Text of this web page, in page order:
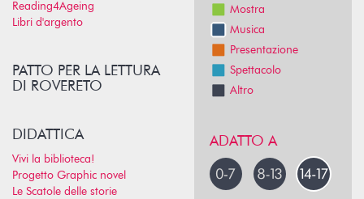
Reading4Ageing
Libri d'argento
PATTO PER LA LETTURA
DI ROVERETO
DIDATTICA
Vivi la biblioteca!
Progetto Graphic novel
Le Scatole delle storie
Mostra
Musica
Presentazione
Spettacolo
Altro
ADATTO A